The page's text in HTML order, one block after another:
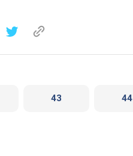
43 44